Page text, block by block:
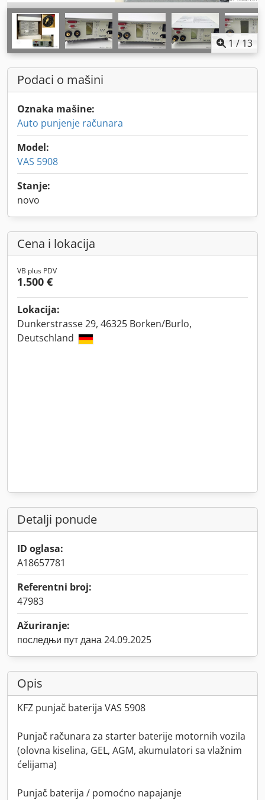
1 / 13
Podaci o mašini
Oznaka mašine:
Auto punjenje računara
Model:
VAS 5908
Stanje:
novo
Cena i lokacija
VB plus PDV
1.500 €
Lokacija:
Dunkerstrasse 29, 46325 Borken/Burlo,
Deutschland
Detalji ponude
ID oglasa:
A18657781
Referentni broj:
47983
Ažuriranje:
последњи пут дана 24.09.2025
Opis
KFZ punjač baterija VAS 5908
Punjač računara za starter baterije motornih vozila
(olovna kiselina, GEL, AGM, akumulatori sa vlažnim
ćelijama)
Punjač baterija / pomoćno napajanje